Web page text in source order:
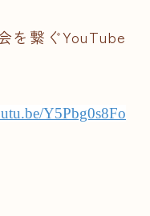
を繋ぐYouTube
Y5Pbg0s8Fo